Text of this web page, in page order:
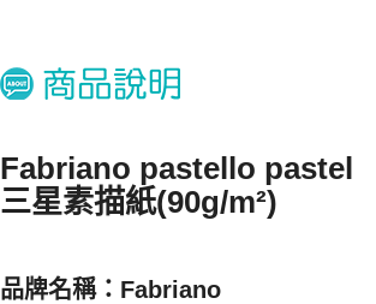
Fabriano pastello pastel
三星素描紙(90g/m²)
品牌名稱：Fabriano